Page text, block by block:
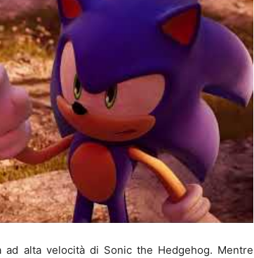
ad alta velocità di Sonic the Hedgehog. Mentre